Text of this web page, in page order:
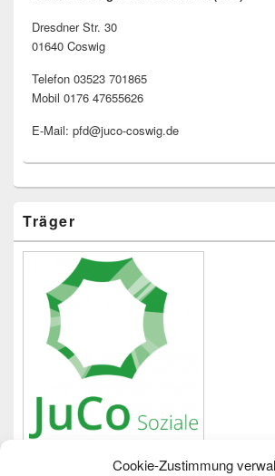
Cookie-Zustimmung
Dresdner Str. 30
01640 Coswig
Telefon 03523 701865
Mobil 0176 47655626
E-Mail: pfd@juco-coswig.de
Träger